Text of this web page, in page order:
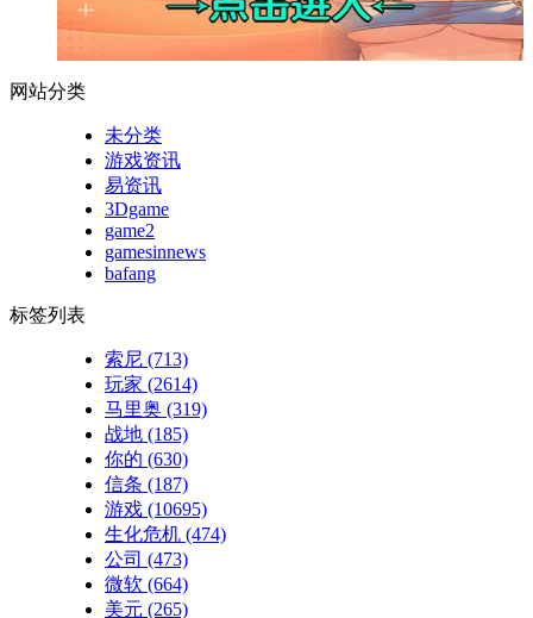
网站分类
未分类
游戏资讯
易资讯
3Dgame
game2
gamesinnews
bafang
标签列表
索尼 (713)
玩家 (2614)
马里奥 (319)
战地 (185)
你的 (630)
信条 (187)
游戏 (10695)
生化危机 (474)
公司 (473)
微软 (664)
美元 (265)